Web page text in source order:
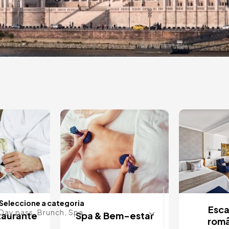
a categoria
pass, Brunch, Spa...Spa & Bem-estar